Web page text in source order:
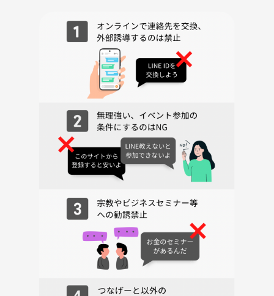
・営業/ナンパ/喧嘩/セクハラ/第三者から見て不快な行為をする方は、
幹事の判断でお帰り頂く事がございます。
また、そのような場合の返金は一切致しません